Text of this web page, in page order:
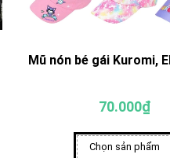
Mũ nón bé gái Kuromi,
70.000₫
Chọn sản phẩm